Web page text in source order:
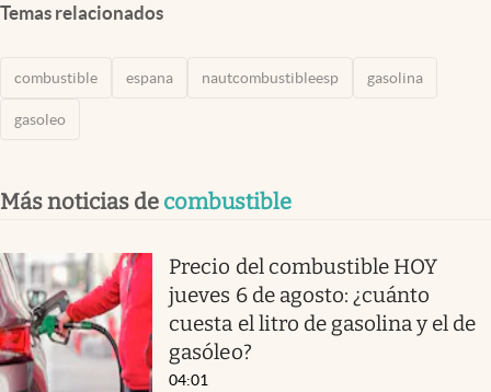
Temas relacionados
combustible espana nautcombustibleesp gasolina
gasoleo
Más noticias de combustible
Precio del combustible HOY
jueves 6 de agosto: ¿cuánto
cuesta el litro de gasolina y el de
gasóleo?
04:01